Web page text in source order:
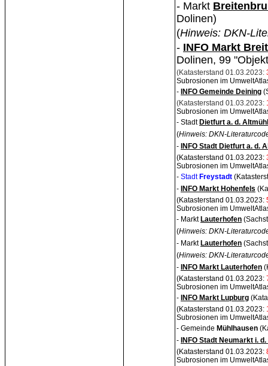
- Markt
Dolinen)
(Hinweis: DKN-
- INFO Markt
Dolinen, 99
(Katasterstand 01.03.2023:
Subrosionen im
- INFO Gemeinde Deining
(Katasterstand 01.03.2023:
Subrosionen im
- Stadt Dietfurt a. d. Altmühl
(Hinweis: DKN-
- INFO Stadt Dietfurt a. d.
(Katasterstand 01.03.2023:
Subrosionen im
- Stadt Freystadt
- INFO Markt Hohenfels
(Katasterstand 01.03.2023:
Subrosionen im
- Markt Lauterhofen
(Hinweis: DKN-
- Markt Lauterhofen
(Hinweis: DKN-
- INFO Markt Lauterhofen
(Katasterstand 01.03.2023:
Subrosionen im
- INFO Markt Lupburg
(Katasterstand 01.03.2023:
Subrosionen im
- Gemeinde Mühlhausen
- INFO Stadt Neumarkt i. d.
(Katasterstand 01.03.2023:
Subrosionen im